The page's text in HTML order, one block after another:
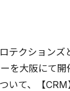
テクション
を大阪にて開
いて、【